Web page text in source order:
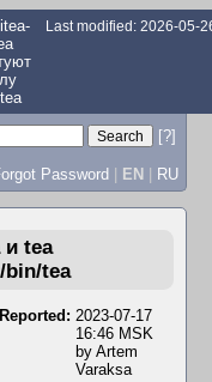
Last modified: 2026-05-
[?]
Password | EN | RU
и tea
tea
Reported: 2023-07-17
16:46 MSK
by Artem
Varaksa